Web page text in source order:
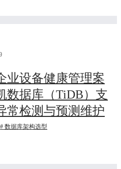
业设备健康管理案
数据库（TiDB）支
常检测与预测维护
数据库架构选型